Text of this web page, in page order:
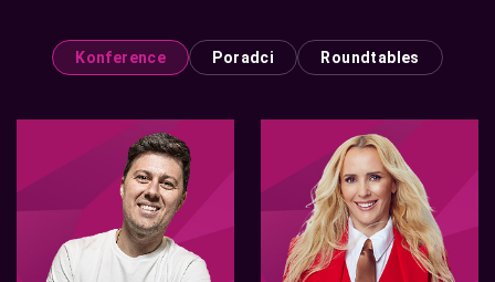
Konference Poradci Roundtables